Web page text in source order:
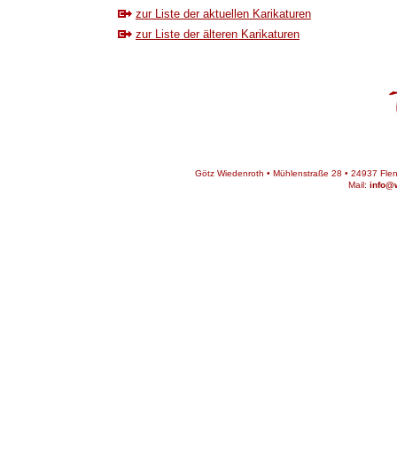
zur Liste der aktuellen Karikaturen
zur Liste der älteren Karikaturen
Götz Wiedenroth • Mühlenstraße 28 • 24937
Mail: